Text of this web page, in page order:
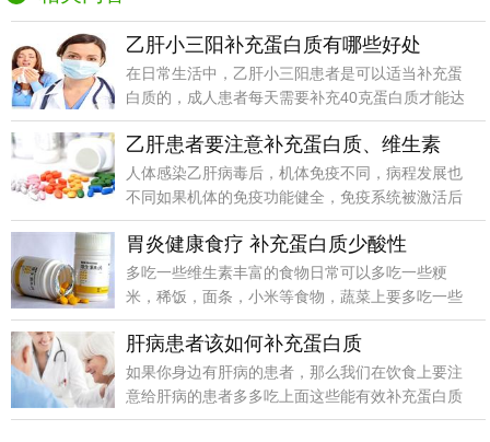
乙肝小三阳补充蛋白质有哪些好处
在日常生活中，乙肝小三阳患者是可以适当补充蛋
白质的，成人患者每天需要补充40克蛋白质才能达
到最低生理
乙肝患者要注意补充蛋白质、维生素
人体感染乙肝病毒后，机体免疫不同，病程发展也
不同如果机体的免疫功能健全，免疫系统被激活后
识别乙肝病毒
胃炎健康食疗 补充蛋白质少酸性
多吃一些维生素丰富的食物日常可以多吃一些粳
米，稀饭，面条，小米等食物，蔬菜上要多吃一些
像胡萝卜，苦瓜
肝病患者该如何补充蛋白质
如果你身边有肝病的患者，那么我们在饮食上要注
意给肝病的患者多多吃上面这些能有效补充蛋白质
的食物，这样